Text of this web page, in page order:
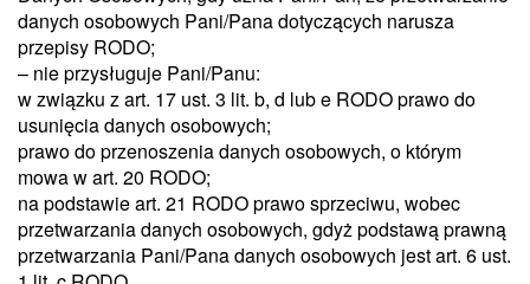
danych osobowych Pani/Pana dotyczących narusza
przepisy RODO;
– nie przysługuje Pani/Panu:
w związku z art. 17 ust. 3 lit. b, d lub e RODO prawo do
usunięcia danych osobowych;
prawo do przenoszenia danych osobowych, o którym
mowa w art. 20 RODO;
na podstawie art. 21 RODO prawo sprzeciwu, wobec
przetwarzania danych osobowych, gdyż podstawą prawną
przetwarzania Pani/Pana danych osobowych jest art. 6 ust.